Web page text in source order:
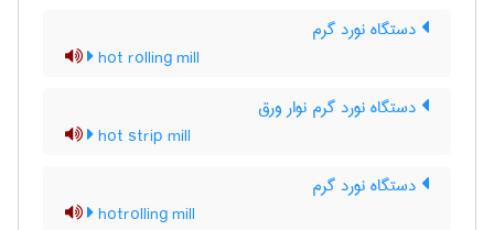
دستگاه نورد گرم
hot rolling mill
دستگاه نورد گرم نوار ورق
hot strip mill
دستگاه نورد گرم
hotrolling mill